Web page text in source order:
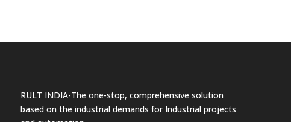
RULT INDIA-The one-stop, comprehensive solution
based on the industrial demands for Industrial projects